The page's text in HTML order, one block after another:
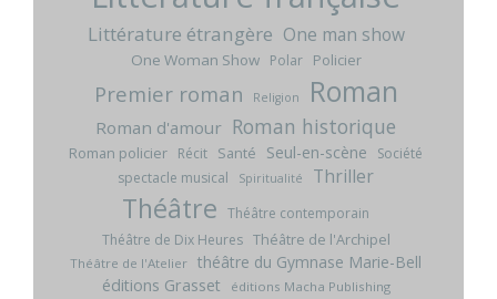
Littérature étrangère One man show
One Woman Show Polar Policier
Premier roman Religion Roman
Roman d'amour Roman historique
Roman policier Récit Santé Seul-en-scène
Société
spectacle musical
Spiritualité Thriller
Théâtre Théâtre contemporain
Théâtre de Dix Heures Théâtre de l'Archipel
Théâtre de l'Atelier théâtre du Gymnase Marie-Bell
éditions Grasset
éditions Macha Publishing